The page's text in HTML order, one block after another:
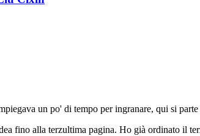
un po' di tempo per ingranare, qui si parte
fino alla terzultima pagina. Ho già ordinato il